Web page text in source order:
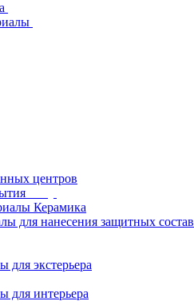
центров
Керамика
для нанесения защитных
для экстерьера
для интерьера